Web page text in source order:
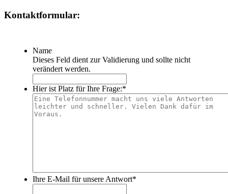
Kontaktformular:
Name
Dieses Feld dient zur Validierung und sollte nicht
verändert werden.
Hier ist Platz für Ihre Frage:*
Ihre E-Mail für unsere Antwort*